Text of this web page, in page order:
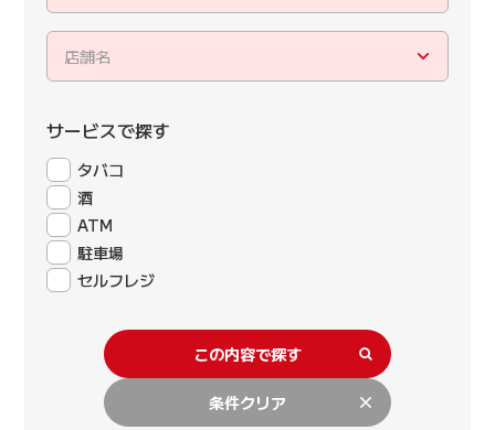
店舗名
サービスで探す
タバコ
酒
ATM
駐車場
セルフレジ
この内容で探す
条件クリア